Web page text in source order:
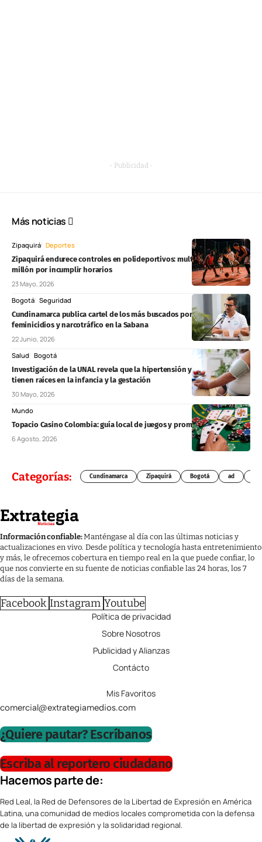
- Publicidad -
Más noticias
Zipaquirá Deportes
Zipaquirá endurece controles en polideportivos: multas superarían $1
millón por incumplir horarios
23 Mayo, 2026
Bogotá Seguridad
Cundinamarca publica cartel de los más buscados por homicidios,
feminicidios y narcotráfico en la Sabana
22 Junio, 2026
Salud Bogotá
Investigación de la UNAL revela que la hipertensión y la diabetes
tienen raíces en la infancia y la gestación
30 Mayo, 2026
Mundo
Topacio Casino Colombia: guía local de juegos y promociones
6 Agosto, 2026
Categorías: Cundinamarca Zipaquirá Bogotá ad
Información confiable:Manténgase al día con las últimas noticias y
actualizaciones en vivo. Desde política y tecnología hasta entretenimiento
y más, le ofrecemos cobertura en tiempo real en la que puede confiar, lo
que nos convierte en su fuente de noticias confiable las 24 horas, los 7
días de la semana.
Facebook Instagram Youtube
Política de privacidad
Sobre Nosotros
Publicidad y Alianzas
Contácto
Mis Favoritos
comercial@extrategiamedios.com
¿Quiere pautar? Escríbanos
Escriba al reportero ciudadano
Hacemos parte de:
Red Leal, la Red de Defensores de la Libertad de Expresión en América
Latina, una comunidad de medios locales comprometida con la defensa
de la libertad de expresión y la solidaridad regional.